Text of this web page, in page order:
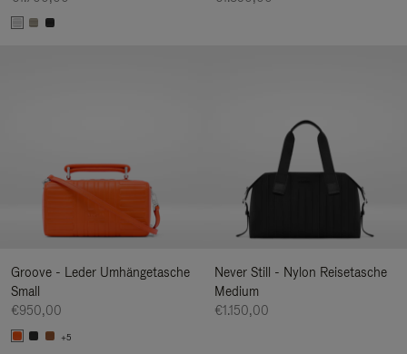
Groove - Leder Umhängetasche
Small
€950,00
+5
Never Still - Nylon Reisetasche
Medium
€1.150,00